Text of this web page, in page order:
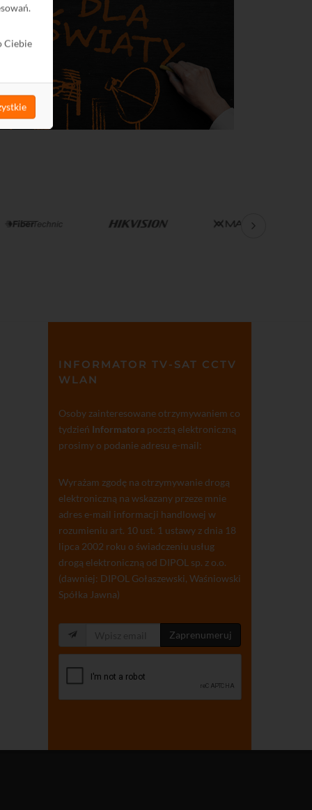
Ciebie
INFORMATOR TV-SAT CCTV
WLAN
Osoby zainteresowane otrzymywaniem co
tydzień Informatorapocztą elektroniczną
prosimy o podanie adresu e-mail:
Wyrażam zgodę na otrzymywanie drogą
elektroniczną na wskazany przeze mnie
adres e-mail informacji handlowej w
rozumieniu art. 10 ust. 1 ustawy z dnia 18
lipca 2002 roku o świadczeniu usług
drogą elektroniczną od DIPOL sp. z o.o.
(dawniej: DIPOL Gołaszewski, Waśniowski
Spółka Jawna)
Zaprenumeruj